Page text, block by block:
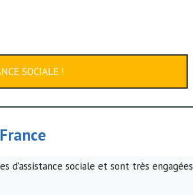
SOCIALE !
d’assistance sociale et sont très engagées